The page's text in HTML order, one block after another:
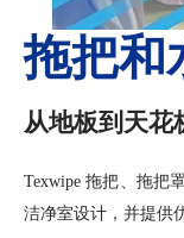
拖把和
从地板到天花
Texwipe 拖把、拖把
洁净室设计，并提供